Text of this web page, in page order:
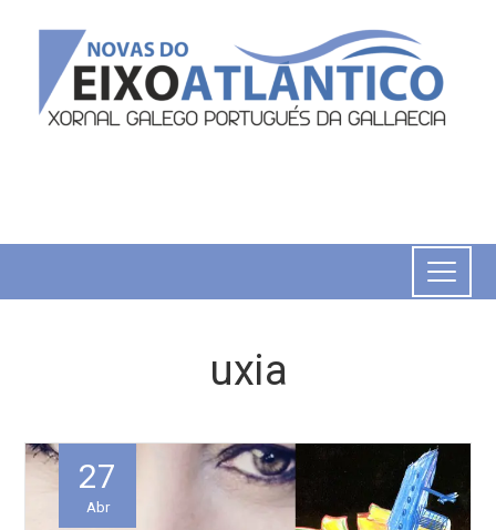
uxia
27
Abr